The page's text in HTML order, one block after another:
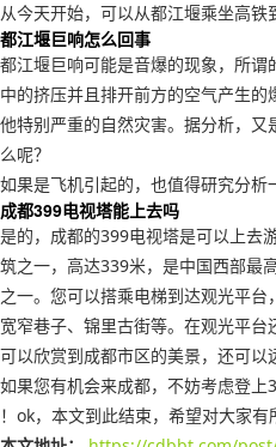
从今天开始，可以从都江堰乘坐高铁
都江堰巨响怎么回事
都江堰巨响可能是音爆的现象，所
中的挤压并且排开前方的空气产生
他特别严重的自然灾害。据分析，
么呢？
如果是飞机引起的，也值得研究分析
成都399电视塔能上去吗
是的，成都的399电视塔是可以上去
筑之一，高达339米，是中国西部最
之一。您可以搭乘电梯到达观光平
宽窄巷子、锦里古街等。在观光平
可以欣赏到成都市区的美景，还可以
如果您有机会来成都，不妨考虑登上
！ok，本文到此结束，希望对大家有